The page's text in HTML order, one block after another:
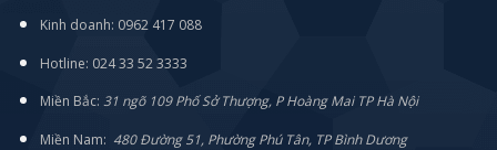
Kinh doanh: 0962 417 088
Hotline: 024 33 52 3333
Miền Bắc: 31 ngõ 109 Phố Sở Thượng, P Hoàng Mai TP Hà Nội
Miền Nam: 480 Đường 51, Phường Phú Tân, TP Bình Dương